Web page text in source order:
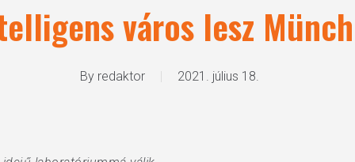
város lesz
By redaktor 2021. július 18.